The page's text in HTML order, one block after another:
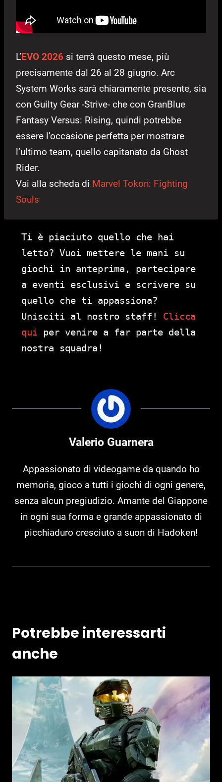
L’EVO 2026 si terrà questo mese, più
precisamente dal 26 al 28 giugno. Arc
System Works sarà chiaramente presente, sia
con Guilty Gear -Strive- che con GranBlue
Fantasy Versus: Rising, quindi potrebbe
essere l’occasione perfetta per mostrare
l’ultimo team, quello capitanato da Ghost
Rider.
Vai alla scheda di Marvel Tokon: Fighting
Souls
Ti è piaciuto quello che hai
letto? Vuoi mettere le mani su
giochi in anteprima, partecipare
a eventi esclusivi e scrivere su
quello che ti appassiona?
Unisciti al nostro staff! Clicca
qui per venire a far parte della
nostra squadra!
Valerio Guarnera
Appassionato di videogame da quando ho
memoria, gioco a tutti i giochi di ogni genere,
senza alcun pregiudizio. Amante del Giappone
in ogni sua forma e grande appassionato di
picchiaduro cresciuto a suon di Hadoken!
Potrebbe interessarti
anche